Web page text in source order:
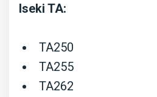
Iseki TA:
TA250
TA255
TA262